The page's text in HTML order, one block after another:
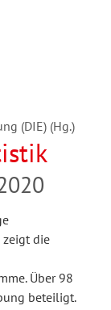
(DIE) (Hg.)
zeigt die
Über 98
beteiligt.